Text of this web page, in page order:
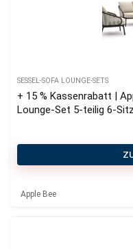
SESSEL-SOFA LOUNGE-SETS
+ 15 % Kassenrabatt |
Lounge-Set 5-teilig 6-
Apple Bee